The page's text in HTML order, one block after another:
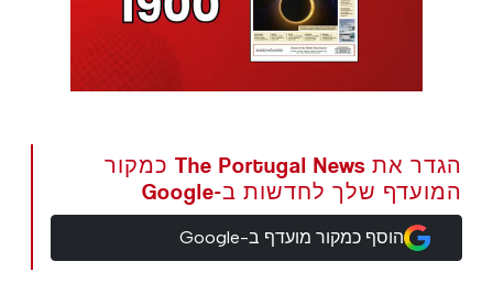
הגדר את The Portugal News כמקור
המועדף שלך לחדשות ב-Google
הוסף כמקור מועדף ב-Google